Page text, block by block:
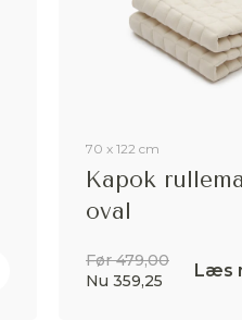
Accepter
70 x 122 cm
Kapok
oval
Før 479,00
Nu 359,25
Læs